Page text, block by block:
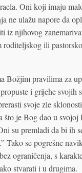
Oni koji imaju
ne ulažu napore da
iz njihovog
ili
Božjim pravilima za
i grijehe svojih
svoje zle
što je Bog dao u
su premladi da bi ih
Tako se pogrešne
ograničenja, s
stvarati i u drugima.